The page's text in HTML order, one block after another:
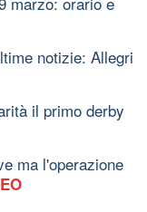
notizie: Allegri
il primo derby
ma l'operazione